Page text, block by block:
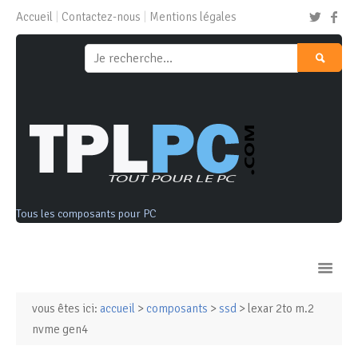
Accueil Contactez-nous Mentions légales
Tous les composants pour PC
Ordinateurs & Tablettes
vous êtes ici: accueil > composants > ssd > lexar 2to m.2
nvme gen4